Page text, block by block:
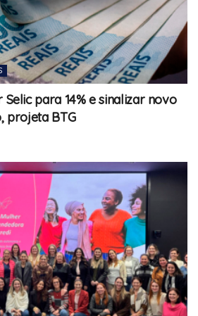
para 14% e sinalizar novo
projeta BTG